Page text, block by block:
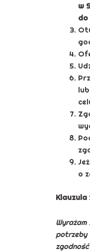
w
do
o
potrzeby